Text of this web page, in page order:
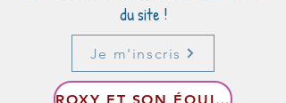
du site !
Je m'inscris
ROXY ET SON ÉQUIPAGE